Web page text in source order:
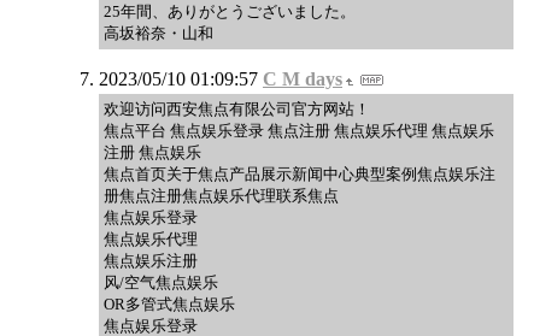
25年間、ありがとうございました。
高坂裕奈・山和
2023/05/10 01:09:57 C M days
欢迎访问西安焦点有限公司官方网站！
焦点平台 焦点娱乐登录 焦点注册 焦点娱乐代理 焦点娱乐
注册 焦点娱乐
焦点首页关于焦点产品展示新闻中心典型案例焦点娱乐注
册焦点注册焦点娱乐代理联系焦点
焦点娱乐登录
焦点娱乐代理
焦点娱乐注册
风/空气焦点娱乐
OR多管式焦点娱乐
焦点娱乐登录